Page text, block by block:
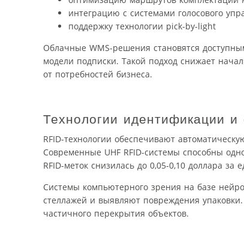
интеграцию с системами голосового
поддержку технологии pick-by-light
Облачные WMS-решения становятся
модели подписки. Такой подход снижает
от потребностей бизнеса.
Технологии идентификации и
RFID-технологии обеспечивают
Современные UHF RFID-системы способны
RFID-меток снизилась до 0,05-0,10 доллара
Системы компьютерного зрения на базе
стеллажей и выявляют повреждения
частичного перекрытия объектов.